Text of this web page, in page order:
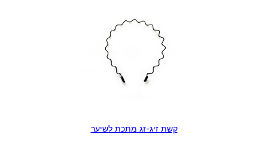
קשת זיג-זג מתכת לשיער